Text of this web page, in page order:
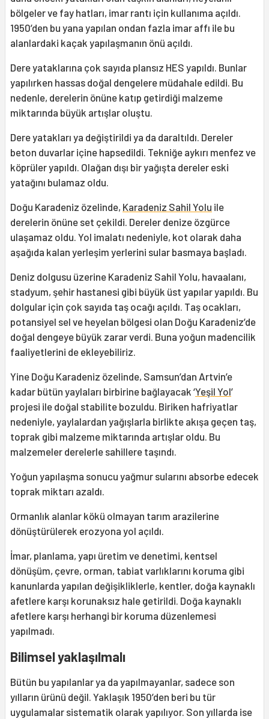
bölgeler ve fay hatları, imar rantı için kullanıma açıldı.
1950’den bu yana yapılan ondan fazla imar affı ile bu
alanlardaki kaçak yapılaşmanın önü açıldı.
Dere yataklarına çok sayıda plansız HES yapıldı. Bunlar
yapılırken hassas doğal dengelere müdahale edildi. Bu
nedenle, derelerin önüne katıp getirdiği malzeme
miktarında büyük artışlar oluştu.
Dere yatakları ya değiştirildi ya da daraltıldı. Dereler
beton duvarlar içine hapsedildi. Tekniğe aykırı menfez ve
köprüler yapıldı. Olağan dışı bir yağışta dereler eski
yatağını bulamaz oldu.
Doğu Karadeniz özelinde, Karadeniz Sahil Yolu ile
derelerin önüne set çekildi. Dereler denize özgürce
ulaşamaz oldu. Yol imalatı nedeniyle, kot olarak daha
aşağıda kalan yerleşim yerlerini sular basmaya başladı.
Deniz dolgusu üzerine Karadeniz Sahil Yolu, havaalanı,
stadyum, şehir hastanesi gibi büyük üst yapılar yapıldı. Bu
dolgular için çok sayıda taş ocağı açıldı. Taş ocakları,
potansiyel sel ve heyelan bölgesi olan Doğu Karadeniz’de
doğal dengeye büyük zarar verdi. Buna yoğun madencilik
faaliyetlerini de ekleyebiliriz.
Yine Doğu Karadeniz özelinde, Samsun’dan Artvin’e
kadar bütün yaylaları birbirine bağlayacak ‘Yeşil Yol’
projesi ile doğal stabilite bozuldu. Biriken hafriyatlar
nedeniyle, yaylalardan yağışlarla birlikte akışa geçen taş,
toprak gibi malzeme miktarında artışlar oldu. Bu
malzemeler derelerle sahillere taşındı.
Yoğun yapılaşma sonucu yağmur sularını absorbe edecek
toprak miktarı azaldı.
Ormanlık alanlar kökü olmayan tarım arazilerine
dönüştürülerek erozyona yol açıldı.
İmar, planlama, yapı üretim ve denetimi, kentsel
dönüşüm, çevre, orman, tabiat varlıklarını koruma gibi
kanunlarda yapılan değişikliklerle, kentler, doğa kaynaklı
afetlere karşı korunaksız hale getirildi. Doğa kaynaklı
afetlere karşı herhangi bir koruma düzenlemesi
yapılmadı.
Bilimsel yaklaşılmalı
Bütün bu yapılanlar ya da yapılmayanlar, sadece son
yılların ürünü değil. Yaklaşık 1950’den beri bu tür
uygulamalar sistematik olarak yapılıyor. Son yıllarda ise